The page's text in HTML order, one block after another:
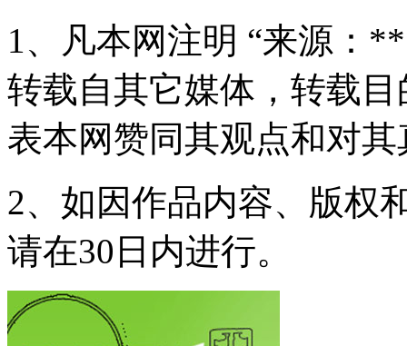
1、凡本网注明 “来源：
转载自其它媒体，转载
表本网赞同其观点和对
2、如因作品内容、版权
请在30日内进行。